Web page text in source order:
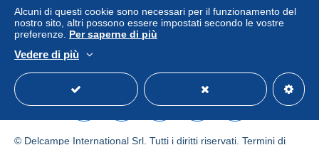
Alcuni di questi cookie sono necessari per il funzionamento del
nostro sito, altri possono essere impostati secondo le vostre
preferenze. Per saperne di più
Vedere di più
© Delcampe International Srl. Tutti i diritti riservati. Termini di